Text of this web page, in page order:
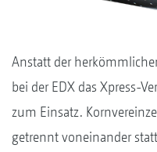
Anstatt der
bei der EDX das Xpress-
zum Einsatz.
getrennt voneinander